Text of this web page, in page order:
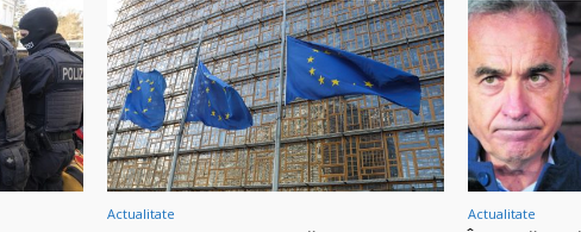
Actualitate Actualitate